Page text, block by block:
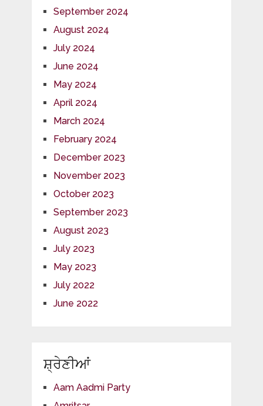
September 2024
August 2024
July 2024
June 2024
May 2024
April 2024
March 2024
February 2024
December 2023
November 2023
October 2023
September 2023
August 2023
July 2023
May 2023
July 2022
June 2022
ਸ਼੍ਰੇਣੀਆਂ
Aam Aadmi Party